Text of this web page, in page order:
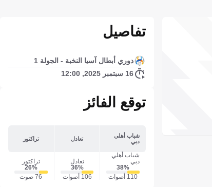
تفاصيل
دوري أبطال آسيا النخبة - الجولة 1
16 سبتمبر 2025, 12:00
توقع الفائز
شباب أهلي
دبي
تعادل تراكتور
شباب أهلي
دبي
38‎%‎
110 أصوات
تعادل
36‎%‎
106 أصوات
تراكتور
26‎%‎
76 صوت